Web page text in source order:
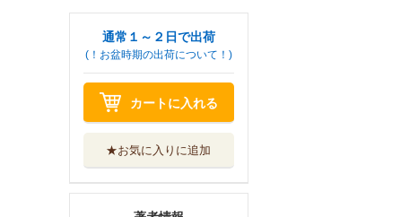
通常１～２日で出荷
(！お盆時期の出荷について！)
カートに入れる
★お気に入りに追加